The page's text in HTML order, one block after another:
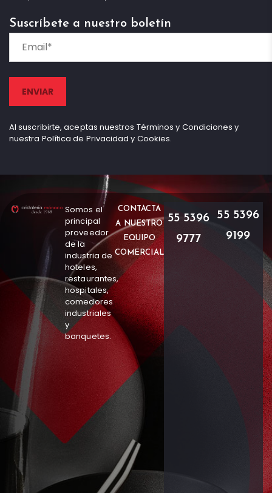
Suscríbete a nuestro boletín
Al suscribirte, aceptas nuestros Términos y Condiciones y
nuestra Política de Privacidad y Cookies.
Somos el
principal
proveedor
de la
industria de
hoteles,
restaurantes,
hospitales,
comedores
industriales
y
banquetes.
CONTACTA
A NUESTRO
EQUIPO
COMERCIAL
55 5396
9777
55 5396
9199